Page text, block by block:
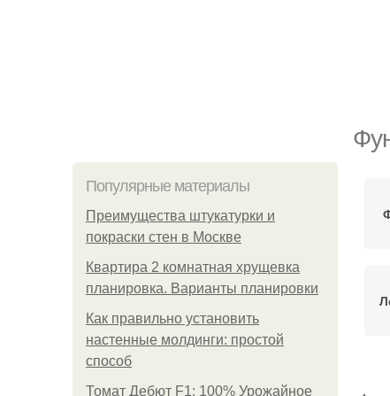
Популярные материалы
Преимущества штукатурки и
покраски стен в Москве
Квартира 2 комнатная хрущевка
планировка. Варианты планировки
Как правильно установить
настенные молдинги: простой
способ
Томат Дебют F1: 100% Урожайное